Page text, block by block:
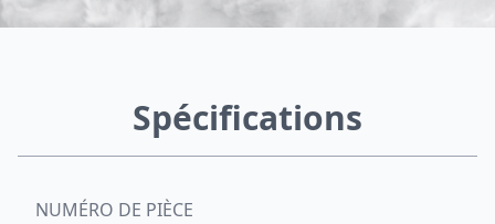
Spécifications
NUMÉRO DE PIÈCE